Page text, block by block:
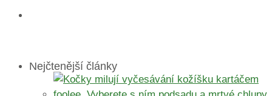
Nejčtenější články